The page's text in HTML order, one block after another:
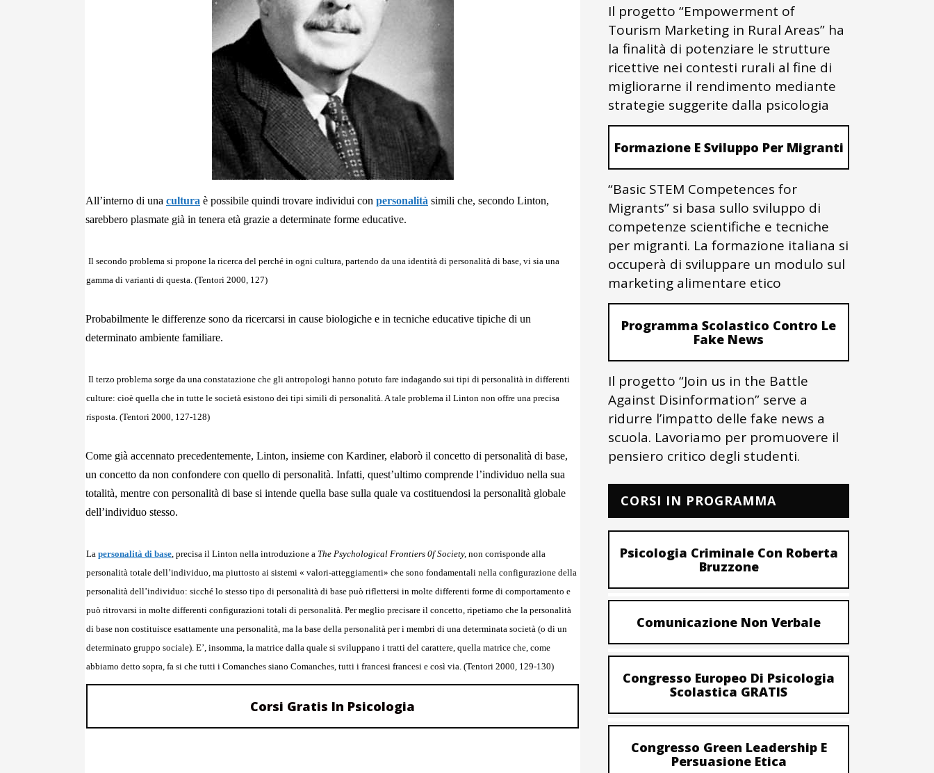
All’interno di una cultura è possibile quindi trovare individui con personalità simili che, secondo Linton,
sarebbero plasmate già in tenera età grazie a determinate forme educative.
Il secondo problema si propone la ricerca del perché in ogni cultura, partendo da una identità di personalità di base, vi sia una
gamma di varianti di questa. (Tentori 2000, 127)
Probabilmente le differenze sono da ricercarsi in cause biologiche e in tecniche educative tipiche di un
determinato ambiente familiare.
Il terzo problema sorge da una constatazione che gli antropologi hanno potuto fare indagando sui tipi di personalità in differenti
culture: cioè quella che in tutte le società esistono dei tipi simili di personalità. A tale problema il Linton non offre una precisa
risposta. (Tentori 2000, 127-128)
Come già accennato precedentemente, Linton, insieme con Kardiner, elaborò il concetto di personalità di base,
un concetto da non confondere con quello di personalità. Infatti, quest’ultimo comprende l’individuo nella sua
totalità, mentre con personalità di base si intende quella base sulla quale va costituendosi la personalità globale
dell’individuo stesso.
La personalità di base, precisa il Linton nella introduzione a The Psychological Frontiers 0f Society, non corrisponde alla
personalità totale dell’individuo, ma piuttosto ai sistemi « valori-atteggiamenti» che sono fondamentali nella configurazione della
personalità dell’individuo: sicché lo stesso tipo di personalità di base può riflettersi in molte differenti forme di comportamento e
può ritrovarsi in molte differenti configurazioni totali di personalità. Per meglio precisare il concetto, ripetiamo che la personalità
di base non costituisce esattamente una personalità, ma la base della personalità per i membri di una determinata società (o di un
determinato gruppo sociale). E’, insomma, la matrice dalla quale si sviluppano i tratti del carattere, quella matrice che, come
abbiamo detto sopra, fa si che tutti i Comanches siano Comanches, tutti i francesi francesi e così via. (Tentori 2000, 129-130)
Corsi Gratis In Psicologia
Il progetto “Empowerment of
Tourism Marketing in Rural Areas” ha
la finalità di potenziare le strutture
ricettive nei contesti rurali al fine di
migliorarne il rendimento mediante
strategie suggerite dalla psicologia
Formazione E Sviluppo Per Migranti
“Basic STEM Competences for
Migrants” si basa sullo sviluppo di
competenze scientifiche e tecniche
per migranti. La formazione italiana si
occuperà di sviluppare un modulo sul
marketing alimentare etico
Programma Scolastico Contro Le
Fake News
Il progetto “Join us in the Battle
Against Disinformation” serve a
ridurre l’impatto delle fake news a
scuola. Lavoriamo per promuovere il
pensiero critico degli studenti.
CORSI IN PROGRAMMA
Psicologia Criminale Con Roberta
Bruzzone
Comunicazione Non Verbale
Congresso Europeo Di Psicologia
Scolastica GRATIS
Congresso Green Leadership E
Persuasione Etica